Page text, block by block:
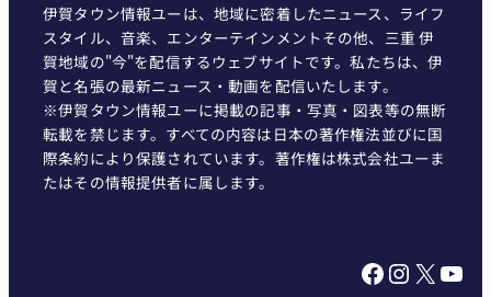
伊賀タウン情報ユーは、地域に密着したニュース、ライフ
スタイル、音楽、エンターテインメントその他、三重 伊
賀地域の"今"を配信するウェブサイトです。私たちは、伊
賀と名張の最新ニュース・動画を配信いたします。
※伊賀タウン情報ユーに掲載の記事・写真・図表等の無断
転載を禁じます。すべての内容は日本の著作権法並びに国
際条約により保護されています。著作権は株式会社ユーま
たはその情報提供者に属します。
Facebook InstagramX YouTube